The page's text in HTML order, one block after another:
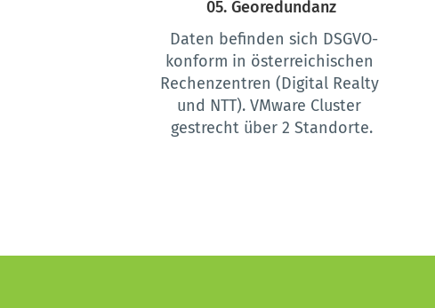
05. Georedundanz
konform in österreichischen
Rechenzentren (Digital Realty
und NTT). VMware Cluster
gestrecht über 2 Standorte.